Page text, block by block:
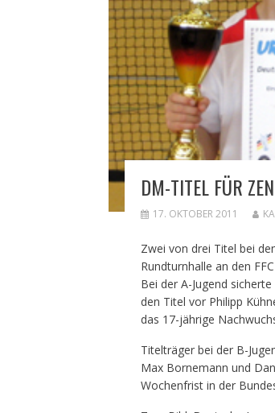
DM-TITEL FÜR
17. OKTOBER 2011
Zwei von drei Titel bei
Rundturnhalle an den
Bei der A-Jugend
den Titel vor Philipp
das 17-jährige
Titelträger bei der B-
Max Bornemann und
Wochenfrist in der